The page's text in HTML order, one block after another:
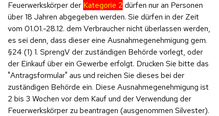
Feuerwerkskörper der Kategorie 2 dürfen nur an Personen
über 18 Jahren abgegeben werden. Sie dürfen in der Zeit
vom 01.01.-28.12. dem Verbraucher nicht überlassen werden,
es sei denn, dass dieser eine Ausnahmegenehmigung gem.
§24 (1) 1. SprengV der zuständigen Behörde vorlegt, oder
der Einkauf über ein Gewerbe erfolgt. Drucken Sie bitte das
"Antragsformular" aus und reichen Sie dieses bei der
zuständigen Behörde ein. Diese Ausnahmegenehmigung ist
2 bis 3 Wochen vor dem Kauf und der Verwendung der
Feuerwerkskörper zu beantragen (ausgenommen Silvester).